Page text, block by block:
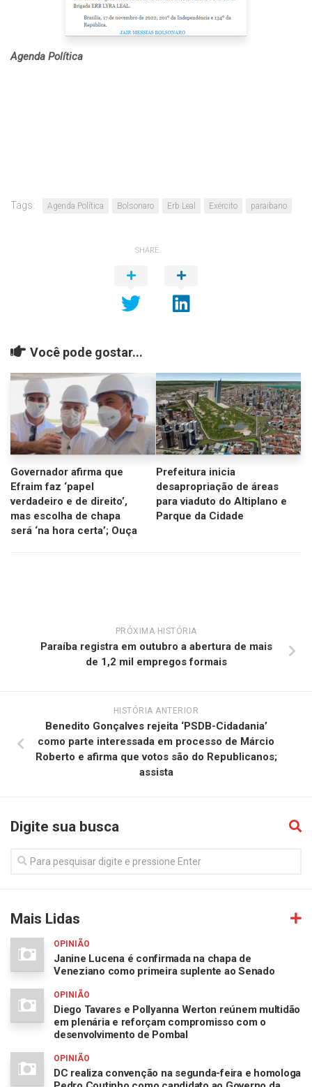
Agenda Política
Tags: Agenda Política Bolsonaro Erb Leal Exército paraibano
SHARE
Você pode gostar...
Governador afirma que
Efraim faz ‘papel
verdadeiro e de direito’,
mas escolha de chapa
será ‘na hora certa’; Ouça
Prefeitura inicia
desapropriação de áreas
para viaduto do Altiplano e
Parque da Cidade
PRÓXIMA HISTÓRIA
Paraíba registra em outubro a abertura de mais
de 1,2 mil empregos formais
HISTÓRIA ANTERIOR
Benedito Gonçalves rejeita ‘PSDB-Cidadania’
como parte interessada em processo de Márcio
Roberto e afirma que votos são do Republicanos;
assista
Digite sua busca
Mais Lidas
OPINIÃO
Janine Lucena é confirmada na chapa de
Veneziano como primeira suplente ao Senado
OPINIÃO
Diego Tavares e Pollyanna Werton reúnem multidão
em plenária e reforçam compromisso com o
desenvolvimento de Pombal
OPINIÃO
DC realiza convenção na segunda-feira e homologa